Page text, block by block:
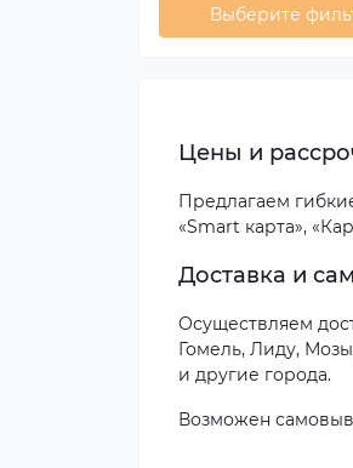
Выберите
Цены и
Предлагаем
«Smart карта»,
Доставка и
Осуществляем
Гомель, Лиду,
и другие города.
Возможен